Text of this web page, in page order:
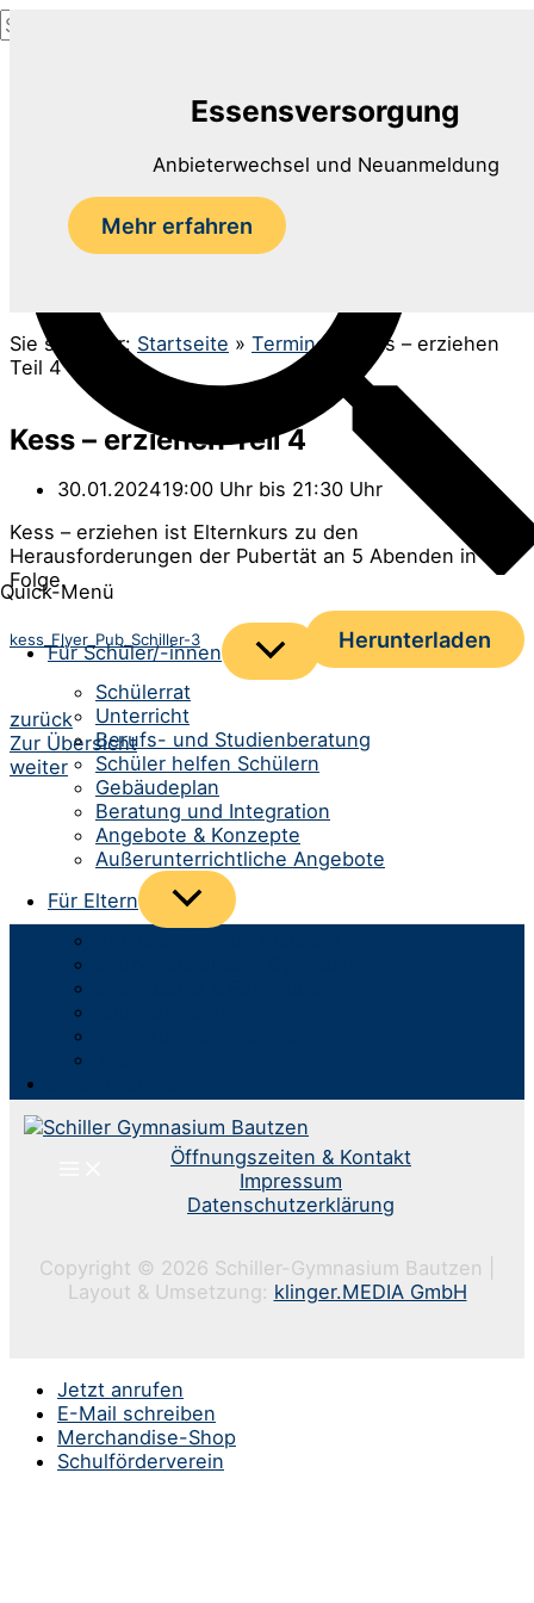
Zum
Inhalt
Suchen
nach:
Quick-Menü
Für Schüler/-innen
Menü
umschalten
Schülerrat
Unterricht
Berufs- und Studienberatung
Schüler helfen Schülern
Gebäudeplan
Beratung und Integration
Angebote & Konzepte
Außerunterrichtliche Angebote
Für Eltern
Menü
umschalten
Essensversorgung
Anbieterwechsel und Neuanmeldung
Mehr erfahren
Sie sind hier: Startseite » Termine
Kess – erziehen
Teil 4
Kess – erziehen Teil 4
30.01.202419:00 Uhr bis 21:30 Uhr
Kess – erziehen ist Elternkurs zu den
Herausforderungen der Pubertät an 5 Abenden in
Folge.
kess_Flyer_Pub_Schiller-3 Herunterladen
Beitrags-
Navigation
zurück
Zur Übersicht
weiter
Öffnungszeiten & Kontakt
Impressum
Datenschutzerklärung
Copyright © 2026 Schiller-Gymnasium Bautzen |
Layout & Umsetzung: klinger.MEDIA GmbH
Jetzt anrufen
E-Mail schreiben
Merchandise-Shop
Schulförderverein